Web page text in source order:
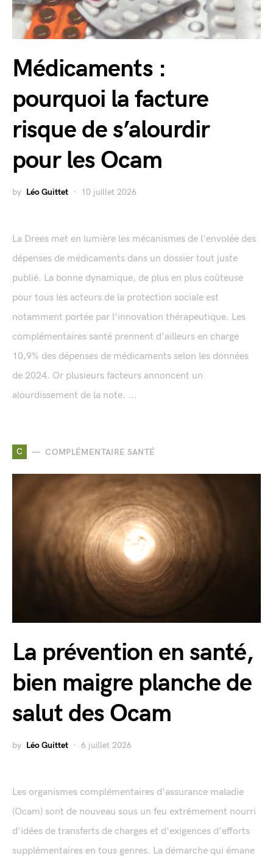
Médicaments :
pourquoi la facture
risque de s’alourdir
pour les Ocam
by Léo Guittet 10 juillet 2026
La Drees met en lumière les mécanismes de l'envolée des
dépenses de médicaments dans un dossier tout juste
publié. La bonne dynamique, de plus en plus coûteuse
pour tous les acteurs de la protection sociale est
notamment portée par l'innovation thérapeutique. Les
complémentaires santé prennent d'ailleurs en charge
10,9% des dépenses de médicaments selon les données
de 2024. Or plusieurs facteurs annoncent un
alourdissement de la note. ...
C COMPLÉMENTAIRE SANTÉ
La prévention en santé,
bien maigre planche de
salut des Ocam
by Léo Guittet 6 juillet 2026
Les organismes complémentaires d'assurance maladie
(Ocam) sont de nouveau sous un feu extrêmement nourri
d'idées de transferts de charges et d'exigences d'efforts
supplémentaires en tous genres. La démarche qui émane